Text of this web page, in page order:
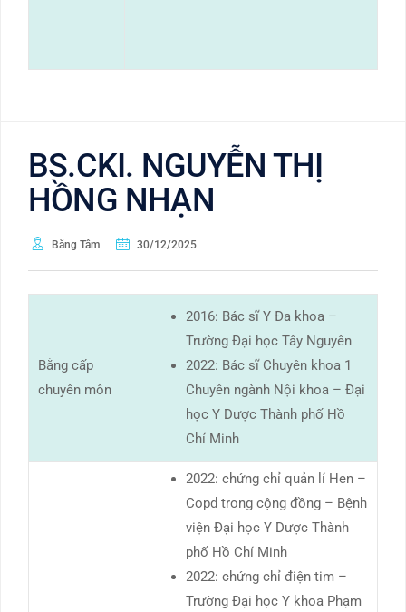
BS.CKI. NGUYỄN THỊ
HỒNG NHẠN
Băng Tâm 30/12/2025
Bằng cấp
chuyên môn
2016: Bác sĩ Y Đa khoa –
Trường Đại học Tây Nguyên
2022: Bác sĩ Chuyên khoa 1
Chuyên ngành Nội khoa – Đại
học Y Dược Thành phố Hồ
Chí Minh
2022: chứng chỉ quản lí Hen –
Copd trong cộng đồng – Bệnh
viện Đại học Y Dược Thành
phố Hồ Chí Minh
2022: chứng chỉ điện tim –
Trường Đại học Y khoa Phạm